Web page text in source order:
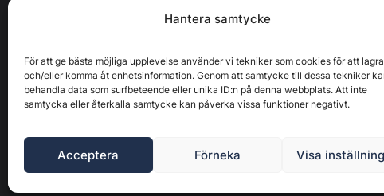
Hantera samtycke
För att ge bästa möjliga upplevelse använder vi tekniker som cookies för att lagra
och/eller komma åt enhetsinformation. Genom att samtycke till dessa tekniker
behandla data som surfbeteende eller unika ID:n på denna webbplats. Att inte
samtycka eller återkalla samtycke kan påverka vissa funktioner negativt.
Acceptera Förneka Visa
Byggvärlden produceras av Svenska Media i Ljusdal AB
,
upphovsrättsligt